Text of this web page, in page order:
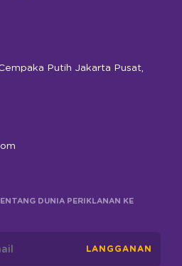
Putih Jakarta Pusat,
DUNIA PERIKLANAN KE
LANGGANAN